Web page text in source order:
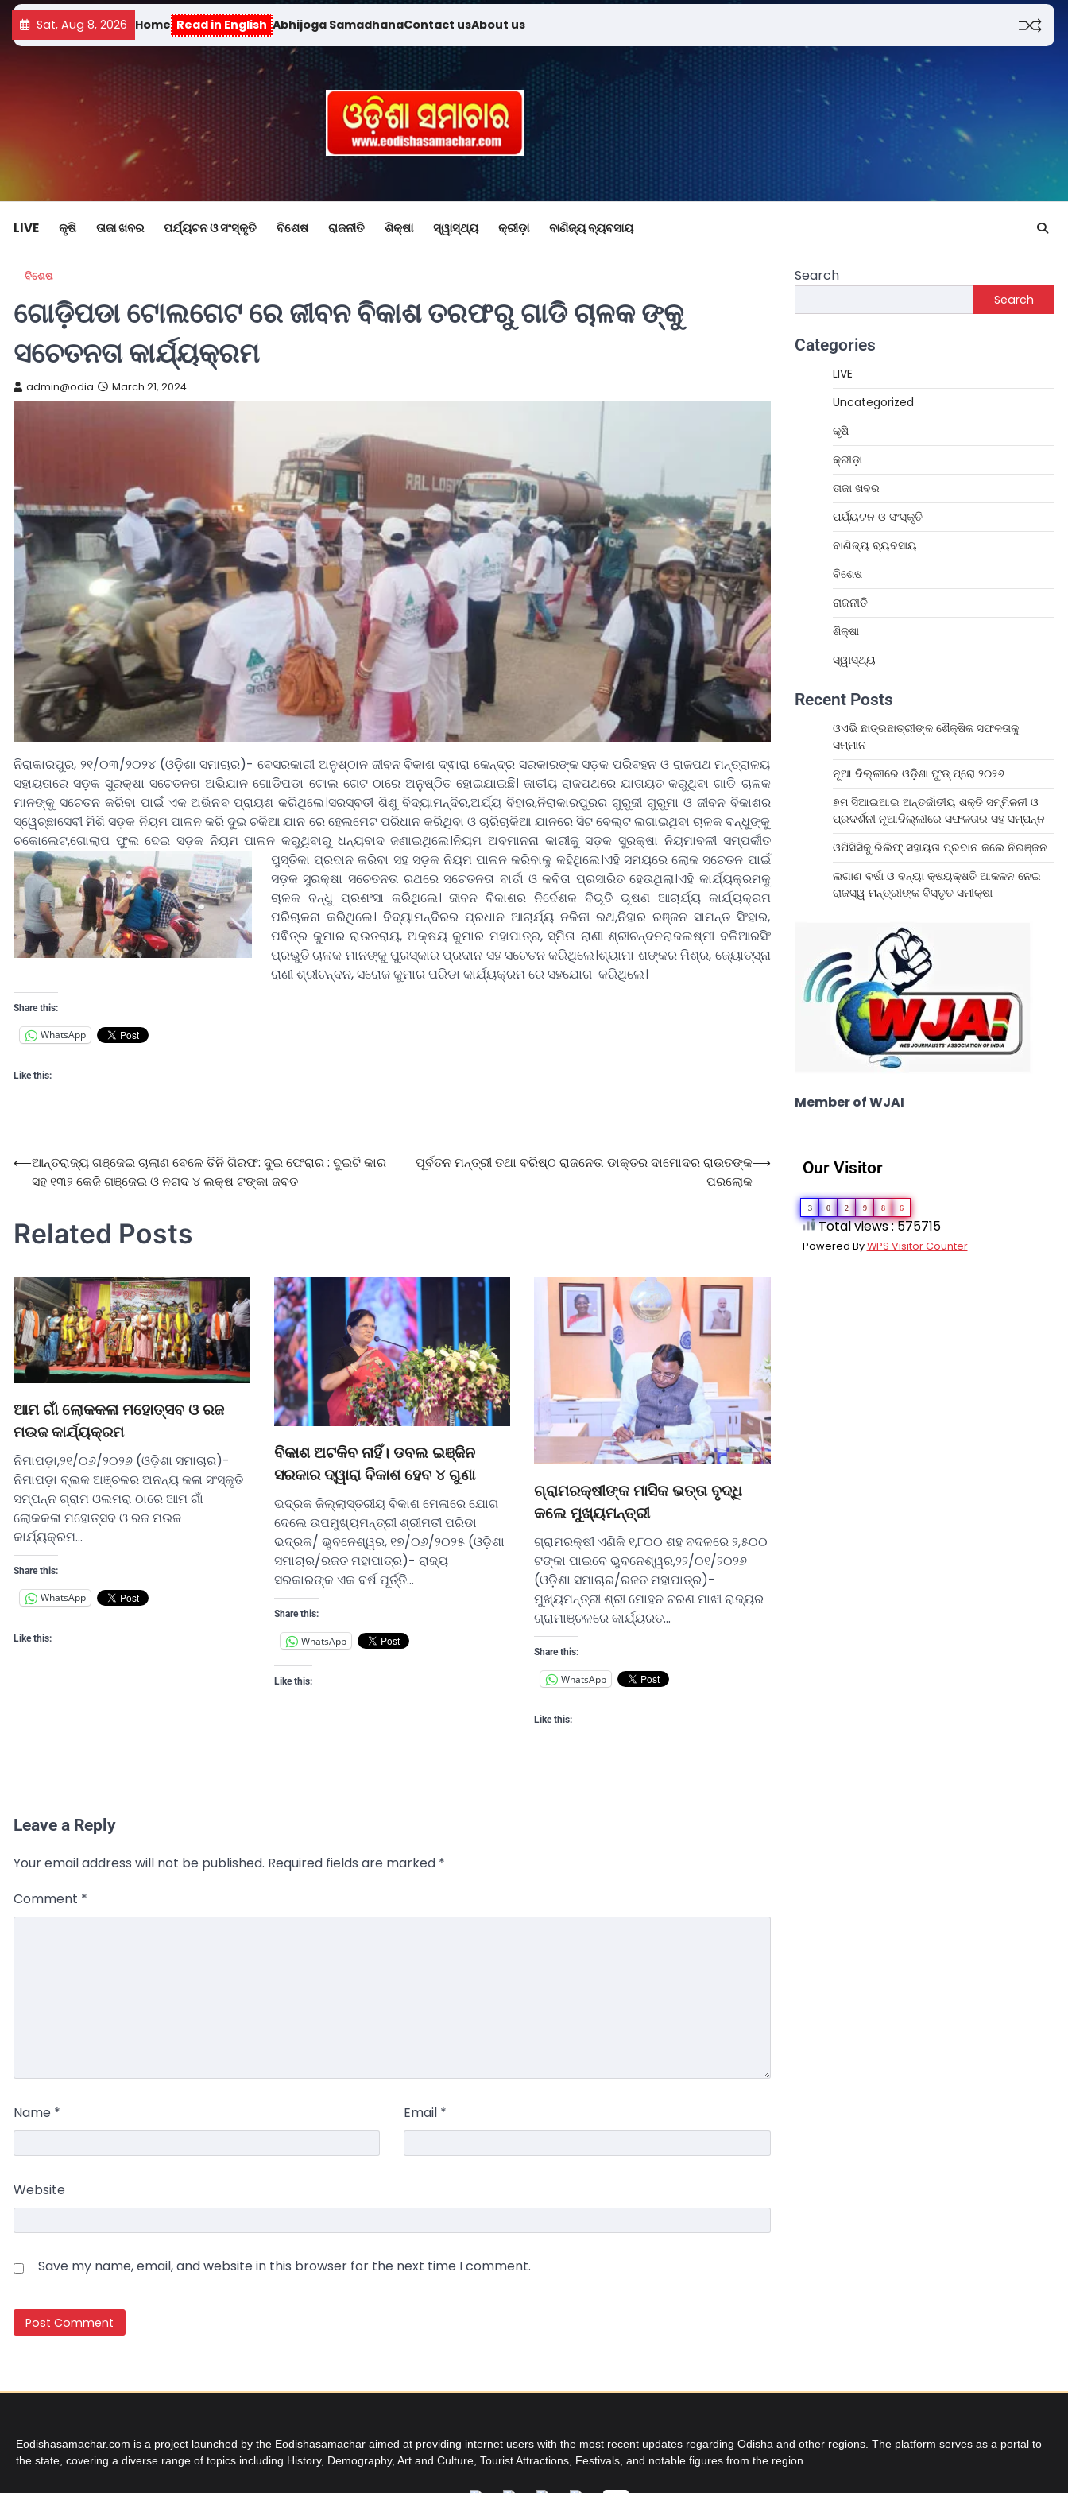
Sat, Aug 8, 2026 Home Read in English Abhijoga SamadhanaContact usAbout us
LIVE କୃଷି ତାଜା ଖବର ପର୍ଯ୍ୟଟନ ଓ ସଂସ୍କୃତି ବିଶେଷ ରାଜନୀତି ଶିକ୍ଷା ସ୍ୱାସ୍ଥ୍ୟ କ୍ରୀଡ଼ା ବାଣିଜ୍ୟ ବ୍ୟବସାୟ
ବିଶେଷ
ଗୋଡ଼ିପଡା ଟୋଲଗେଟ ରେ ଜୀବନ ବିକାଶ ତରଫରୁ ଗାଡି ଚାଳକ ଙ୍କୁ
ସଚେତନତା କାର୍ଯ୍ୟକ୍ରମ
admin@odia March 21, 2024
ନିରାକାରପୁର, ୨୧/୦୩/୨୦୨୪ (ଓଡ଼ିଶା ସମାଚାର)- ବେସରକାରୀ ଅନୁଷ୍ଠାନ ଜୀବନ ବିକାଶ ଦ୍ଵାରା କେନ୍ଦ୍ର ସରକାରଙ୍କ ସଡ଼କ ପରିବହନ ଓ ରାଜପଥ ମନ୍ତ୍ରାଳୟ
ସହାୟତାରେ ସଡ଼କ ସୁରକ୍ଷା ସଚେତନତା ଅଭିଯାନ ଗୋଡିପଡା ଟୋଲ ଗେଟ ଠାରେ ଅନୁଷ୍ଠିତ ହୋଇଯାଇଛି। ଜାତୀୟ ରାଜପଥରେ ଯାତାୟତ କରୁଥିବା ଗାଡି ଚାଳକ
ମାନଙ୍କୁ ସଚେତନ କରିବା ପାଇଁ ଏକ ଅଭିନବ ପ୍ରାୟଶ କରିଥିଲେ।ସରସ୍ବତୀ ଶିଶୁ ବିଦ୍ୟାମନ୍ଦିର,ଅର୍ଯ୍ୟ ବିହାର,ନିରାକାରପୁରର ଗୁରୁଜୀ ଗୁରୁମା ଓ ଜୀବନ ବିକାଶର
ସ୍ୱେଚ୍ଛାସେବୀ ମିଶି ସଡ଼କ ନିୟମ ପାଳନ କରି ଦୁଇ ଚକିଆ ଯାନ ରେ ହେଲମେଟ ପରିଧାନ କରିଥିବା ଓ ଚାରିଚାକିଆ ଯାନରେ ସିଟ ବେଲ୍ଟ ଲଗାଇଥିବା ଚାଳକ ବନ୍ଧୁଙ୍କୁ
ଚକୋଲେଟ,ଗୋଲାପ ଫୁଲ ଦେଇ ସଡ଼କ ନିୟମ ପାଳନ କରୁଥିବାରୁ ଧନ୍ୟବାଦ ଜଣାଇଥିଲେ।ନିୟମ ଅବମାନନା କାରୀକୁ ସଡ଼କ ସୁରକ୍ଷା ନିୟମାବଳୀ ସମ୍ପର୍କୀତ
ପୁସ୍ତିକା ପ୍ରଦାନ କରିବା ସହ ସଡ଼କ ନିୟମ ପାଳନ କରିବାକୁ କହିଥିଲେ।ଏହିସମୟରେ ଲୋକ ସଚେତନ ପାଇଁ
ସଡ଼କ ସୁରକ୍ଷା ସଚେତନତା ରଥରେ ସଚେତନତା ବାର୍ତା ଓ କବିତା ପ୍ରସାରିତ ହେଉଥିଲା।ଏହି କାର୍ଯ୍ୟକ୍ରମକୁ
ଚାଳକ ବନ୍ଧୁ ପ୍ରଶଂସା କରିଥିଲେ। ଜୀବନ ବିକାଶର ନିର୍ଦେଶକ ବିଭୂତି ଭୂଷଣ ଆଚାର୍ଯ୍ୟ କାର୍ଯ୍ୟକ୍ରମ
ପରିଚାଳନା କରିଥିଲେ। ବିଦ୍ୟାମନ୍ଦିରର ପ୍ରଧାନ ଆଚାର୍ଯ୍ୟ ନଳିନୀ ରଥ,ନିହାର ରଞ୍ଜନ ସାମନ୍ତ ସିଂହାର,
ପଵିତ୍ର କୁମାର ରାଉତରାୟ, ଅକ୍ଷୟ କୁମାର ମହାପାତ୍ର, ସ୍ମିତା ରାଣୀ ଶ୍ରୀଚନ୍ଦନରାଜଲଷ୍ମୀ ବଳିଆରସିଂ
ପ୍ରଭୁତି ଚାଳକ ମାନଙ୍କୁ ପୁରସ୍କାର ପ୍ରଦାନ ସହ ସଚେତନ କରିଥିଲେ।ଶ୍ୟାମା ଶଙ୍କର ମିଶ୍ର, ଜ୍ୟୋତ୍ସ୍ନା
ରାଣୀ ଶ୍ରୀଚନ୍ଦନ, ସରୋଜ କୁମାର ପରିଡା କାର୍ଯ୍ୟକ୍ରମ ରେ ସହଯୋଗ କରିଥିଲେ।
Share this:
WhatsApp
Like this:
⟵ଆନ୍ତରାଜ୍ୟ ଗଞ୍ଜେଇ ଚାଲାଣ ବେଳେ ତିନି ଗିରଫ: ଦୁଇ ଫେରାର : ଦୁଇଟି କାର
ସହ ୧୩୨ କେଜି ଗଞ୍ଜେଇ ଓ ନଗଦ ୪ ଲକ୍ଷ ଟଙ୍କା ଜବତ
ପୂର୍ବତନ ମନ୍ତ୍ରୀ ତଥା ବରିଷ୍ଠ ରାଜନେତା ଡାକ୍ତର ଦାମୋଦର ରାଉତଙ୍କ
ପରଲୋକ
⟶
Related Posts
ଆମ ଗାଁ ଲୋକକଳା ମହୋତ୍ସବ ଓ ରଜ
ମଉଜ କାର୍ଯ୍ୟକ୍ରମ
ନିମାପଡ଼ା,୨୧/୦୬/୨୦୨୬ (ଓଡ଼ିଶା ସମାଚାର)-
ନିମାପଡ଼ା ବ୍ଲକ ଅଞ୍ଚଳର ଅନନ୍ୟ କଳା ସଂସ୍କୃତି
ସମ୍ପନ୍ନ ଗ୍ରାମ ଓଲମରା ଠାରେ ଆମ ଗାଁ
ଲୋକକଳା ମହୋତ୍ସବ ଓ ରଜ ମଉଜ
କାର୍ଯ୍ୟକ୍ରମ…
Share this:
WhatsApp
Like this:
ବିକାଶ ଅଟକିବ ନାହିଁ। ଡବଲ ଇଞ୍ଜିନ
ସରକାର ଦ୍ୱାରା ବିକାଶ ହେବ ୪ ଗୁଣା
ଭଦ୍ରକ ଜିଲ୍ଲାସ୍ତରୀୟ ବିକାଶ ମେଳାରେ ଯୋଗ
ଦେଲେ ଉପମୁଖ୍ୟମନ୍ତ୍ରୀ ଶ୍ରୀମତୀ ପରିଡା
ଭଦ୍ରକ/ ଭୁବନେଶ୍ୱର, ୧୭/୦୬/୨୦୨୫ (ଓଡ଼ିଶା
ସମାଚାର/ରଜତ ମହାପାତ୍ର)- ରାଜ୍ୟ
ସରକାରଙ୍କ ଏକ ବର୍ଷ ପୂର୍ତ୍ତି…
Share this:
WhatsApp
Like this:
ଗ୍ରାମରକ୍ଷୀଙ୍କ ମାସିକ ଭତ୍ତା ବୃଦ୍ଧି
କଲେ ମୁଖ୍ୟମନ୍ତ୍ରୀ
ଗ୍ରାମରକ୍ଷୀ ଏଣିକି ୧,୮୦୦ ଶହ ବଦଳରେ ୨,୫୦୦
ଟଙ୍କା ପାଇବେ ଭୁବନେଶ୍ୱର,୨୨/୦୧/୨୦୨୬
(ଓଡ଼ିଶା ସମାଚାର/ରଜତ ମହାପାତ୍ର)-
ମୁଖ୍ୟମନ୍ତ୍ରୀ ଶ୍ରୀ ମୋହନ ଚରଣ ମାଝୀ ରାଜ୍ୟର
ଗ୍ରାମାଞ୍ଚଳରେ କାର୍ଯ୍ୟରତ…
Share this:
WhatsApp
Like this:
Leave a Reply
Your email address will not be published. Required fields are marked *
Comment *
Name * Email *
Website
Save my name, email, and website in this browser for the next time I comment.
Search
Search
Categories
LIVE
Uncategorized
କୃଷି
କ୍ରୀଡ଼ା
ତାଜା ଖବର
ପର୍ଯ୍ୟଟନ ଓ ସଂସ୍କୃତି
ବାଣିଜ୍ୟ ବ୍ୟବସାୟ
ବିଶେଷ
ରାଜନୀତି
ଶିକ୍ଷା
ସ୍ୱାସ୍ଥ୍ୟ
Recent Posts
ଓଏଭି ଛାତ୍ରଛାତ୍ରୀଙ୍କ ଶୈକ୍ଷିକ ସଫଳତାକୁ
ସମ୍ମାନ
ନୂଆ ଦିଲ୍ଲୀରେ ଓଡ଼ିଶା ଫୁଡ୍ ପ୍ରୋ ୨୦୨୬
୭ମ ସିଆଇଆଇ ଅନ୍ତର୍ଜାତୀୟ ଶକ୍ତି ସମ୍ମିଳନୀ ଓ
ପ୍ରଦର୍ଶନୀ ନୂଆଦିଲ୍ଲୀରେ ସଫଳତାର ସହ ସମ୍ପନ୍ନ
ଓପିସିସିକୁ ରିଲିଫ୍ ସହାୟତା ପ୍ରଦାନ କଲେ ନିରଞ୍ଜନ
ଲଗାଣ ବର୍ଷା ଓ ବନ୍ୟା କ୍ଷୟକ୍ଷତି ଆକଳନ ନେଇ
ରାଜସ୍ୱ ମନ୍ତ୍ରୀଙ୍କ ବିସ୍ତୃତ ସମୀକ୍ଷା
Member of WJAI
Our Visitor
3 0 2 9 8 6
Total views : 575715
Powered ByWPS Visitor Counter
Eodishasamachar.com is a project launched by the Eodishasamachar aimed at providing internet users with the most recent updates regarding Odisha and other regions. The platform serves as a portal to
the state, covering a diverse range of topics including History, Demography, Art and Culture, Tourist Attractions, Festivals, and notable figures from the region.